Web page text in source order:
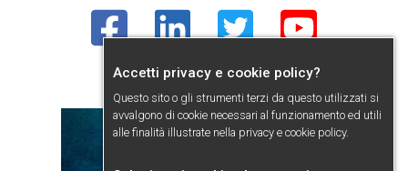
FacebookLinkedin Twitter Youtube
PRESENTAZIONE
Accetti privacy e cookie policy?
Questo sito o gli strumenti terzi da questo utilizzati si
avvalgono di cookie necessari al funzionamento ed utili
alle finalità illustrate nella privacy e cookie policy.